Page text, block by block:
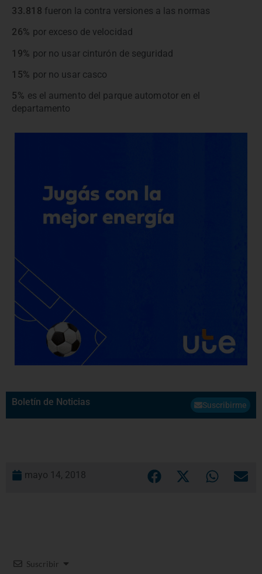
33.818 fueron la contra versiones a las normas
26% por exceso de velocidad
19% por no usar cinturón de seguridad
15% por no usar casco
5% es el aumento del parque automotor en el
departamento
Boletín de Noticias Suscribirme
mayo 14, 2018
Suscribir